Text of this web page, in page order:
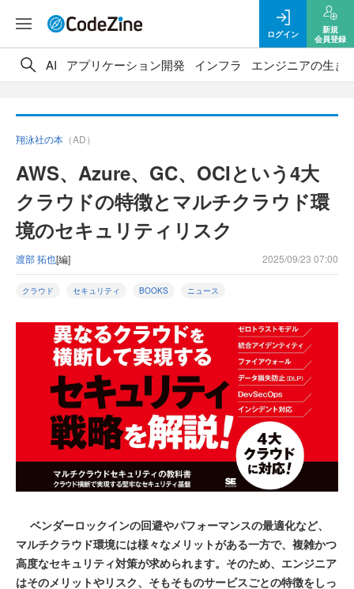
ログイン
新規
会員登録
AI アプリケーション開発 インフラ エンジニアの生き
翔泳社の本 （AD）
AWS、Azure、GC、OCIという4大
クラウドの特徴とマルチクラウド環
境のセキュリティリスク
渡部 拓也[編] 2025/09/23 07:00
クラウド セキュリティ BOOKS ニュース
ベンダーロックインの回避やパフォーマンスの最適化など、
マルチクラウド環境には様々なメリットがある一方で、複雑かつ
高度なセキュリティ対策が求められます。そのため、エンジニア
はそのメリットやリスク、そもそものサービスごとの特徴をしっ